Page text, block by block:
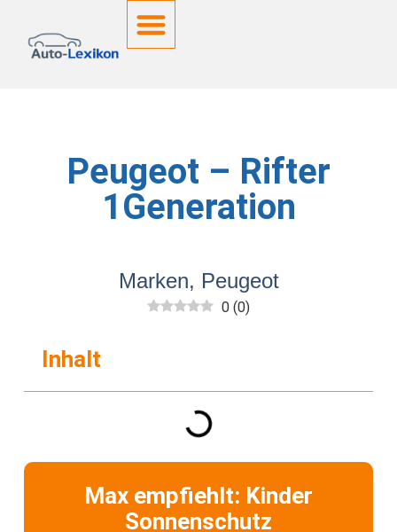
Peugeot – Rifter
1Generation
Marken, Peugeot
0 (0)
Inhalt
Max empfiehlt: Kinder
Sonnenschutz